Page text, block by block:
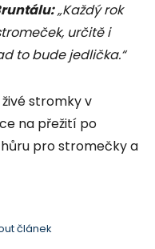
„Každý rok
určitě i
to bude jedlička.“
stromky v
na přežití po
pro stromečky a
článek